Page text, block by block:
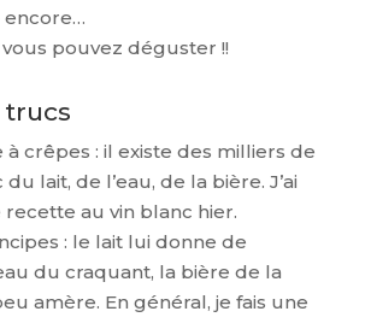
pouvez déguster !!
trucs
crêpes : il existe des milliers de
lait, de l’eau, de la bière. J’ai
au vin blanc hier.
: le lait lui donne de
du craquant, la bière de la
amère. En général, je fais une